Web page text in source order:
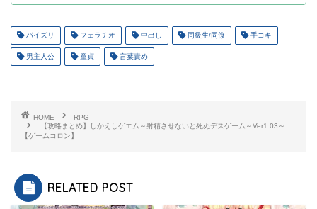
パイズリ フェラチオ 中出し 同級生/同僚 手コキ
男主人公 童貞 言葉責め
HOME
RPG
【攻略まとめ】しかえしゲエム～射精させないと死ぬデスゲーム～Ver1.03～
【ゲームコロン】
RELATED POST